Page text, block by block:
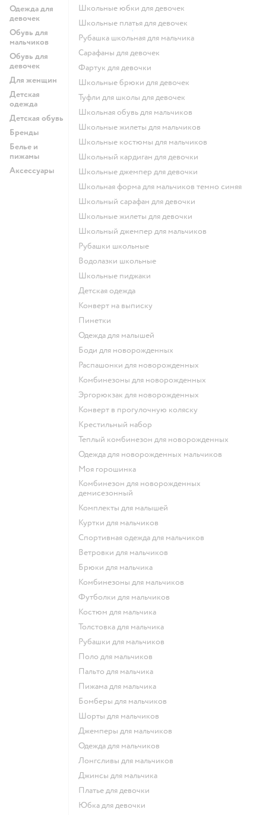
Одежда для
девочек
Обувь для
мальчиков
Обувь для
девочек
Для женщин
Детская
одежда
Детская обувь
Бренды
Белье и
пижамы
Аксессуары
Школьные юбки для девочек
Школьные платья для девочек
Рубашка школьная для мальчика
Сарафаны для девочек
Фартук для девочки
Школьные брюки для девочек
Туфли для школы для девочек
Школьная обувь для мальчиков
Школьные жилеты для мальчиков
Школьные костюмы для мальчиков
Школьный кардиган для девочки
Школьные джемпер для девочки
Школьная форма для мальчиков темно синяя
Школьный сарафан для девочки
Школьные жилеты для девочки
Школьный джемпер для мальчиков
Рубашки школьные
Водолазки школьные
Школьные пиджаки
Детская одежда
Конверт на выписку
Пинетки
Одежда для малышей
Боди для новорожденных
Распашонки для новорожденных
Комбинезоны для новорожденных
Эргорюкзак для новорожденных
Конверт в прогулочную коляску
Крестильный набор
Теплый комбинезон для новорожденных
Одежда для новорожденных мальчиков
Моя горошинка
Комбинезон для новорожденных
демисезонный
Комплекты для малышей
Куртки для мальчиков
Спортивная одежда для мальчиков
Ветровки для мальчиков
Брюки для мальчика
Комбинезоны для мальчиков
Футболки для мальчиков
Костюм для мальчика
Толстовка для мальчика
Рубашки для мальчиков
Поло для мальчиков
Пальто для мальчика
Пижама для мальчика
Бомберы для мальчиков
Шорты для мальчиков
Джемперы для мальчиков
Одежда для мальчиков
Лонгсливы для мальчиков
Джинсы для мальчика
Платье для девочки
Юбка для девочки